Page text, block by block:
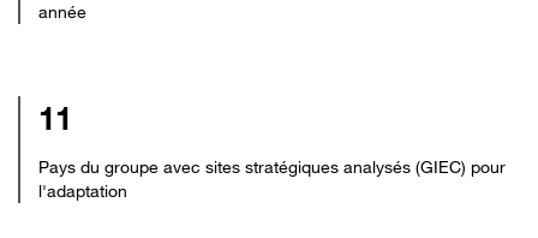
année
11
Pays du groupe avec sites stratégiques analysés (GIEC) pour
l'adaptation